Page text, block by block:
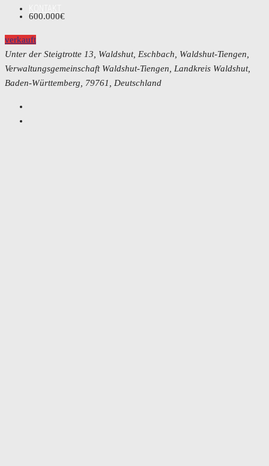
600.000€
verkauft
Unter der Steigtrotte 13, Waldshut, Eschbach, Waldshut-Tiengen,
Verwaltungsgemeinschaft Waldshut-Tiengen, Landkreis Waldshut,
Baden-Württemberg, 79761, Deutschland